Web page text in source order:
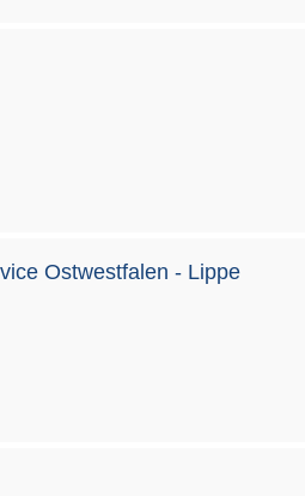
Ostwestfalen - Lippe